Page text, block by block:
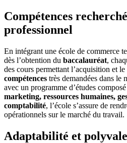
Compétences
professionnel
En intégrant une école de commerce
dès l’obtention du baccalauréat,
des cours permettant l’acquisition et
compétences très demandées dans le
avec un programme d’études
marketing, ressources humaines,
comptabilité, l’école s’assure de
opérationnels sur le marché du travail.
Adaptabilité et